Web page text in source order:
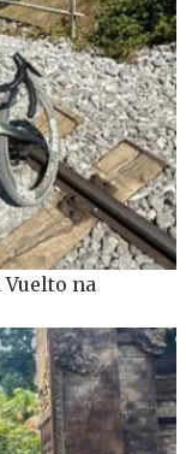
Vuelto na